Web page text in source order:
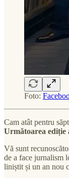
Foto:
Cam atât pentru
Următoarea ediție
Vă sunt
de a face jurnalism
liniștit și un an nou